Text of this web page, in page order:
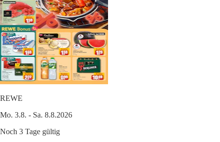
REWE
Mo. 3.8. - Sa. 8.8.2026
Noch 3 Tage gültig